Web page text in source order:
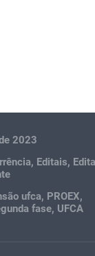
2023
, Editais, Edital
ufca, PROEX,
fase, UFCA